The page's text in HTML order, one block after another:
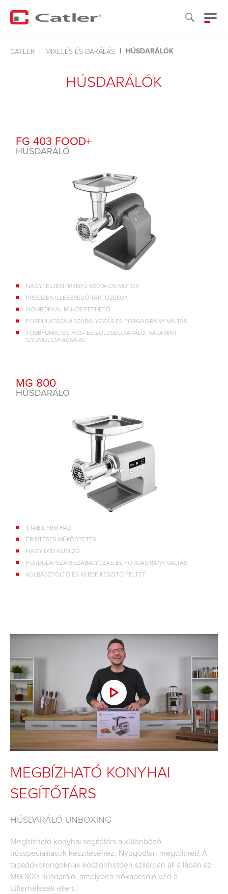
CATLER MIXELÉS ÉS DARÁLÁS HÚSDARÁLÓK
HÚSDARÁLÓK
FG 403 FOOD+
HÚSDARÁLÓ
NAGYTELJESÍTMÉNYŰ 600 W-OS MOTOR
PRECÍZEN ILLESZKEDŐ TARTOZÉKOK
GOMBOKKAL MŰKÖDTETHETŐ
FORDULATSZÁM SZABÁLYOZÁS ÉS FORGÁSIRÁNY VÁLTÁS
TÖBBFUNKCIÓS HÚS- ÉS ZÖLDSÉGDARÁLÓ, VALAMINT
GYÜMÖLCSFACSARÓ
MG 800
HÚSDARÁLÓ
STABIL FÉM HÁZ
ÉRINTÉSES MŰKÖDTETÉS
NAGY LCD-KIJELZŐ
FORDULATSZÁM SZABÁLYOZÁS ÉS FORGÁSIRÁNY VÁLTÁS
KOLBÁSZTÖLTŐ ÉS KEBBE KÉSZÍTŐ FELTÉT
MEGBÍZHATÓ KONYHAI
SEGÍTŐTÁRS
HÚSDARÁLÓ UNBOXING
Megbízható konyhai segítőtárs a különböző
hússpecialitások készítéséhez. Nyugodtan megtöltheti! A
tapadókorongoknak köszönhetően szilárdan áll a lábán az
MG 800 húsdaráló, amelyben hőkapcsoló véd a
túlterhelések ellen.